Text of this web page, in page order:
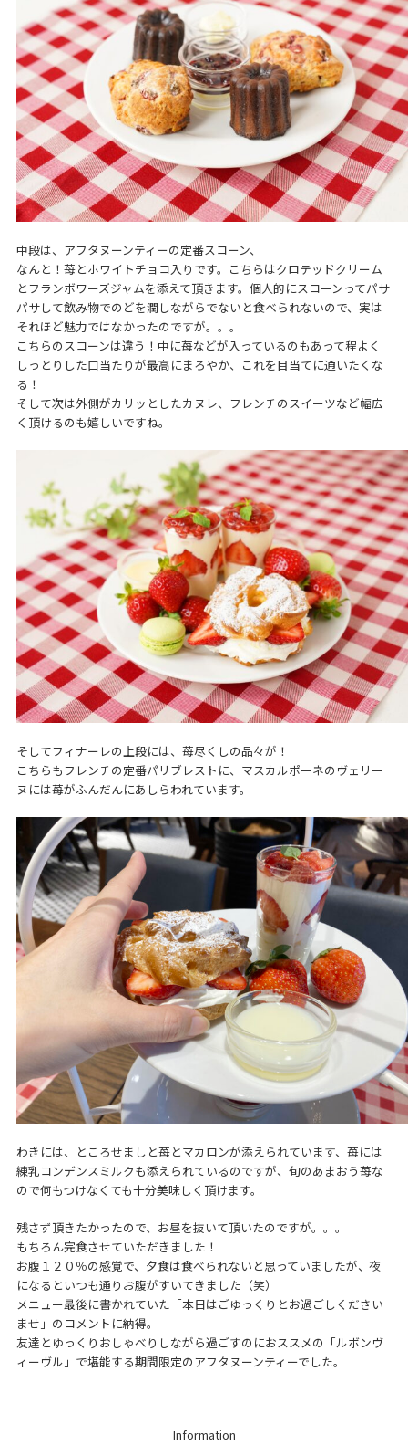
中段は、アフタヌーンティーの定番スコーン、
なんと！苺とホワイトチョコ入りです。こちらはクロテッドクリーム
とフランボワーズジャムを添えて頂きます。個人的にスコーンってパサ
パサして飲み物でのどを潤しながらでないと食べられないので、実は
それほど魅力ではなかったのですが。。。
こちらのスコーンは違う！中に苺などが入っているのもあって程よく
しっとりした口当たりが最高にまろやか、これを目当てに通いたくな
る！
そして次は外側がカリッとしたカヌレ、フレンチのスイーツなど幅広
く頂けるのも嬉しいですね。
そしてフィナーレの上段には、苺尽くしの品々が！
こちらもフレンチの定番パリブレストに、マスカルポーネのヴェリー
ヌには苺がふんだんにあしらわれています。
わきには、ところせましと苺とマカロンが添えられています、苺には
練乳コンデンスミルクも添えられているのですが、旬のあまおう苺な
ので何もつけなくても十分美味しく頂けます。
残さず頂きたかったので、お昼を抜いて頂いたのですが。。。
もちろん完食させていただきました！
お腹１２０％の感覚で、夕食は食べられないと思っていましたが、夜
になるといつも通りお腹がすいてきました（笑）
メニュー最後に書かれていた「本日はごゆっくりとお過ごしください
ませ」のコメントに納得。
友達とゆっくりおしゃべりしながら過ごすのにおススメの「ルボンヴ
ィーヴル」で堪能する期間限定のアフタヌーンティーでした。
Information